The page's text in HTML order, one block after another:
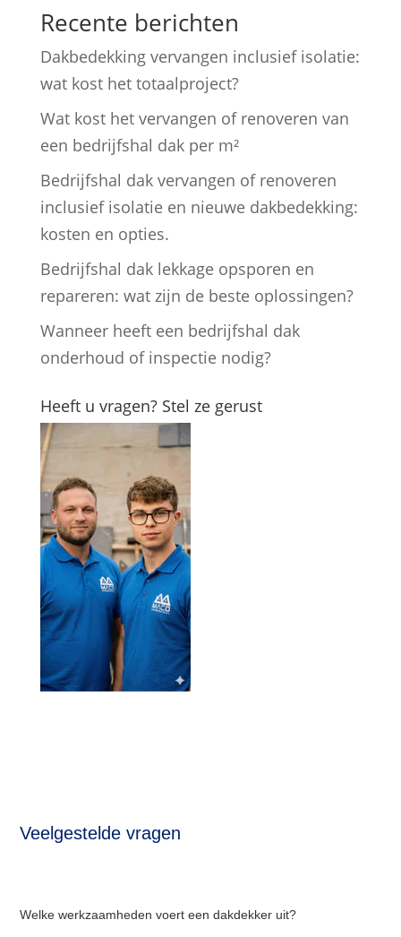
Recente berichten
Dakbedekking vervangen inclusief isolatie:
wat kost het totaalproject?
Wat kost het vervangen of renoveren van
een bedrijfshal dak per m²
Bedrijfshal dak vervangen of renoveren
inclusief isolatie en nieuwe dakbedekking:
kosten en opties.
Bedrijfshal dak lekkage opsporen en
repareren: wat zijn de beste oplossingen?
Wanneer heeft een bedrijfshal dak
onderhoud of inspectie nodig?
Heeft u vragen? Stel ze gerust
Veelgestelde vragen
Welke werkzaamheden voert een dakdekker uit?